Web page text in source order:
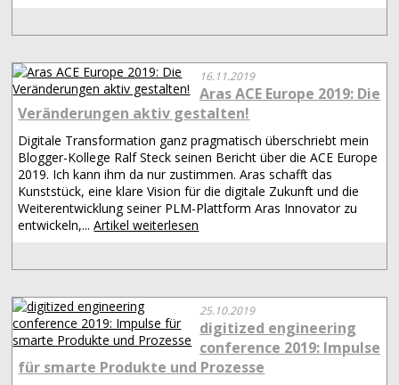
16.11.2019
Aras ACE Europe 2019: Die
Veränderungen aktiv gestalten!
Digitale Transformation ganz pragmatisch überschriebt mein
Blogger-Kollege Ralf Steck seinen Bericht über die ACE Europe
2019. Ich kann ihm da nur zustimmen. Aras schafft das
Kunststück, eine klare Vision für die digitale Zukunft und die
Weiterentwicklung seiner PLM-Plattform Aras Innovator zu
entwickeln,...Artikel weiterlesen
25.10.2019
digitized engineering
conference 2019: Impulse
für smarte Produkte und Prozesse